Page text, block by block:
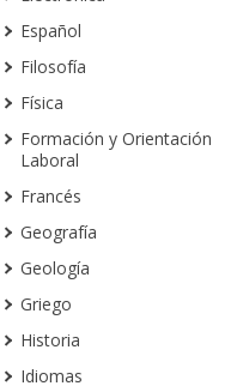
Español
Filosofía
Física
Formación y Orientación
Laboral
Francés
Geografía
Geología
Griego
Historia
Idiomas